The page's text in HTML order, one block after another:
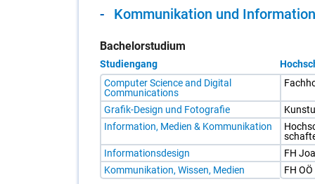
Kom­mu­ni­ka­ti­on und
Bachelorstudium
Tabelle
mit
Studiengängen
und
Hochschulen
im
in
Kommunikation
und
Informationsdesign
Studiengang
Computer Science and Digital
Communications
Grafik-Design und Fotografie
Information, Medien & Kommunikation
Informationsdesign
FH
Kommunikation, Wissen, Medien
FH